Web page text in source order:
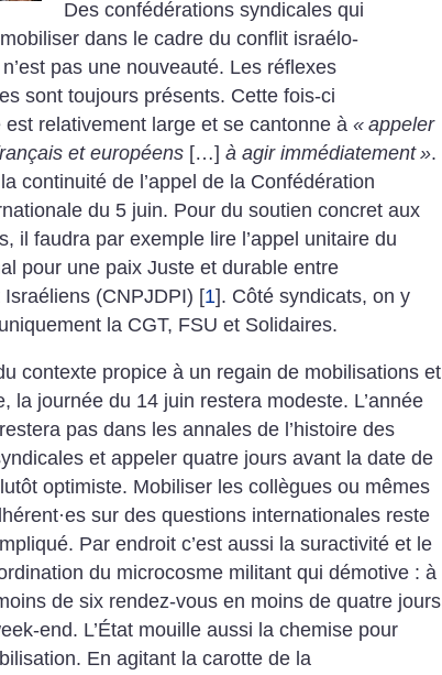
Des confédérations syndicales qui
dans le cadre du conflit israélo-
pas une nouveauté. Les réflexes
sont toujours présents. Cette fois-ci
est relativement large et se cantonne à « appeler
et européens […] à agir immédiatement ».
continuité de l’appel de la Confédération
du 5 juin. Pour du soutien concret aux
il faudra par exemple lire l’appel unitaire du
pour une paix Juste et durable entre
(CNPJDPI) [1]. Côté syndicats, on y
la CGT, FSU et Solidaires.
contexte propice à un regain de mobilisations et
la journée du 14 juin restera modeste. L’année
pas dans les annales de l’histoire des
et appeler quatre jours avant la date de
optimiste. Mobiliser les collègues ou mêmes
·es sur des questions internationales reste
Par endroit c’est aussi la suractivité et le
du microcosme militant qui démotive : à
de six rendez-vous en moins de quatre jours
end. L’État mouille aussi la chemise pour
En agitant la carotte de la